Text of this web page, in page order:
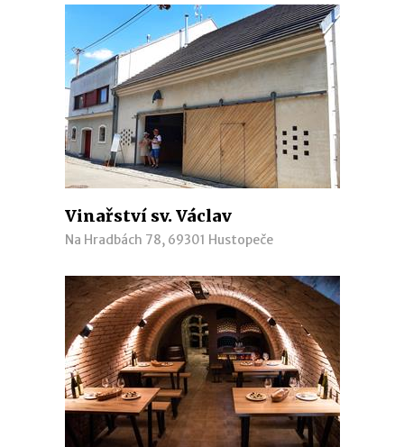
Vinařství sv. Václav
Na Hradbách 78, 69301 Hustopeče